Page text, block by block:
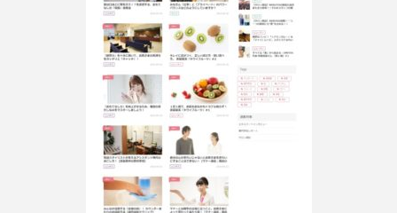
デジタルデトックス デトックス
ドライヤー 温度 髪 ダメージ ナイアシンアミド
ナイトプロテイン ナイトルーティン 金木犀
パーソナライズ バーチャルメイク
パーフェクト株式会社 バイオハッキング